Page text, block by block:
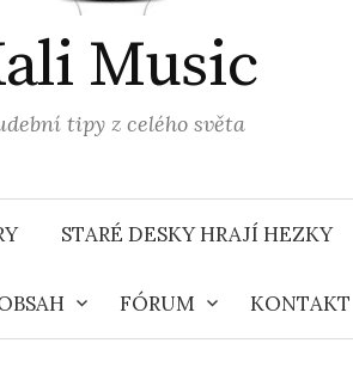
Music
tipy z celého světa
STARÉ DESKY HRAJÍ HEZKY
FÓRUM KONTAKT